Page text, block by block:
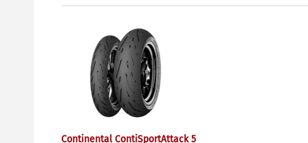
Continental ContiSportAttack 5